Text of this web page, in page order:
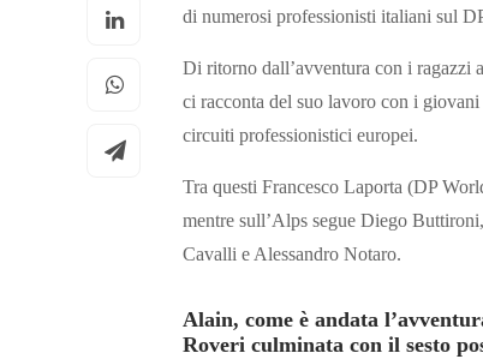
di numerosi professionisti italiani sul
Di ritorno dall’avventura con i ragazzi
ci racconta del suo lavoro con i
circuiti professionistici europei.
Tra questi Francesco Laporta (DP
mentre sull’Alps segue Diego
Cavalli e Alessandro Notaro.
Alain, come è andata
Roveri culminata con il sesto